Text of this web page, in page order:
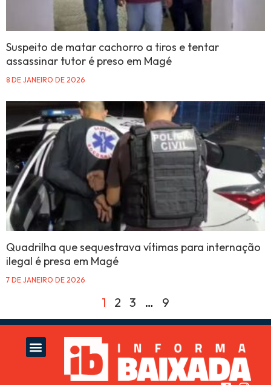
Suspeito de matar cachorro a tiros e tentar
assassinar tutor é preso em Magé
8 DE JANEIRO DE 2026
Quadrilha que sequestrava vítimas para internação
ilegal é presa em Magé
7 DE JANEIRO DE 2026
1 2 3 … 9